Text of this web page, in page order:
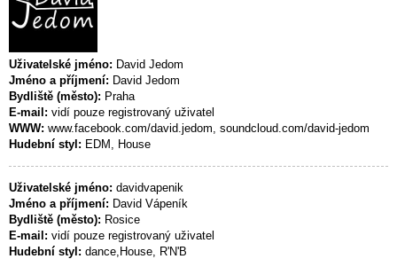
Uživatelské jméno: David Jedom
Jméno a příjmení: David Jedom
Bydliště (město): Praha
E-mail: vidí pouze registrovaný uživatel
WWW: www.facebook.com/david.jedom, soundcloud.com/david-jedom
Hudební styl: EDM, House
Uživatelské jméno: davidvapenik
Jméno a příjmení: David Vápeník
Bydliště (město): Rosice
E-mail: vidí pouze registrovaný uživatel
Hudební styl: dance,House, R'N'B